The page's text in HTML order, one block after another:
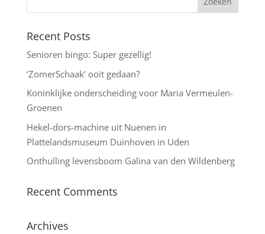
Recent Posts
Senioren bingo: Super gezellig!
‘ZomerSchaak’ ooit gedaan?
Koninklijke onderscheiding voor Maria Vermeulen-
Groenen
Hekel-dors-machine uit Nuenen in
Plattelandsmuseum Duinhoven in Uden
Onthulling levensboom Galina van den Wildenberg
Recent Comments
Archives